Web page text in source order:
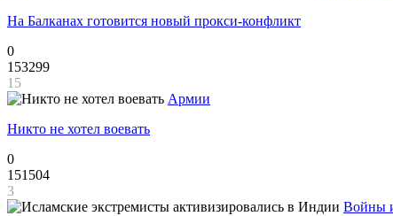
На Балканах готовится новый прокси-конфликт
0
153299
15
Армии
Никто не хотел воевать
0
151504
3
Войны